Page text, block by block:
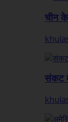
चीन
संकट